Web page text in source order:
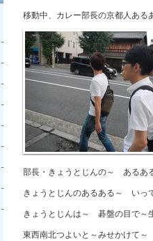
移動中、カレー部長の京都人ある
部長・きょうとじんの～ あるあ
きょうとじんのあるある～ いっ
きょうとじんは～ 碁盤の目で～
東西南北つよいと～みせかけて～